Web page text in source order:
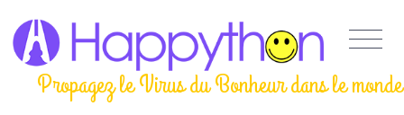
Propagez le Virus du Bonheur dans le monde